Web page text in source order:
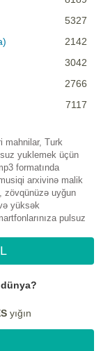
5327
2142
3042
2766
7117
mahnilar, Turk
yuklemek üçün
formatında
arxivinə malik
zövqünüzə uyğun
yüksək
pulsuz
yığın